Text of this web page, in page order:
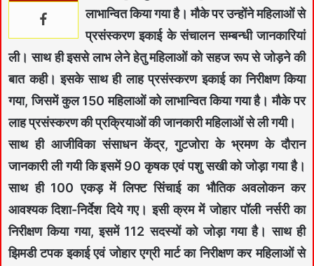
लाभान्वित किया गया है। मौके पर उन्होंने महिलाओं से
प्रसंस्करण इकाई के संचालन सम्बन्धी जानकारियां
ली। साथ ही इससे लाभ लेने हेतु महिलाओं को सहज रूप से जोड़ने की
बात कही। इसके साथ ही लाह प्रसंस्करण इकाई का निरीक्षण किया
गया, जिसमें कुल 150 महिलाओं को लाभान्वित किया गया है। मौके पर
लाह प्रसंस्करण की प्रक्रियाओं की जानकारी महिलाओं से ली गयी।
साथ ही आजीविका संसाधन केंद्र, गुटजोरा के भ्रमण के दौरान
जानकारी ली गयी कि इसमें 90 कृषक एवं पशु सखी को जोड़ा गया है।
साथ ही 100 एकड़ में लिफ्ट सिंचाई का भौतिक अवलोकन कर
आवश्यक दिशा-निर्देश दिये गए। इसी क्रम में जोहार पॉली नर्सरी का
निरीक्षण किया गया, इसमें 112 सदस्यों को जोड़ा गया है। साथ ही
झिमडी टपक इकाई एवं जोहार एग्री मार्ट का निरीक्षण कर महिलाओं से